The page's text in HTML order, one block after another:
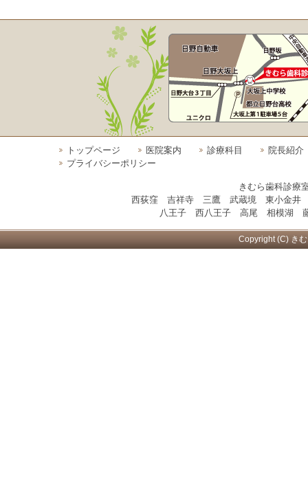
トップページ 医院案内 診療科目
院長紹介
プライバシーポリシー
きむら歯科診療
西荻窪 吉祥寺 三鷹 武蔵境 東小金
八王子 西八王子 高尾 相模湖
Copyright (C) き